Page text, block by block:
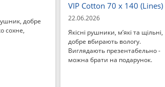
добре
сохне,
VIP Cotton 70 x 140 (Lines)
22.06.2026
Якісні рушники, м’які та щільні,
добре вбирають вологу.
Виглядають презентабельно -
можна брати на подарунок.